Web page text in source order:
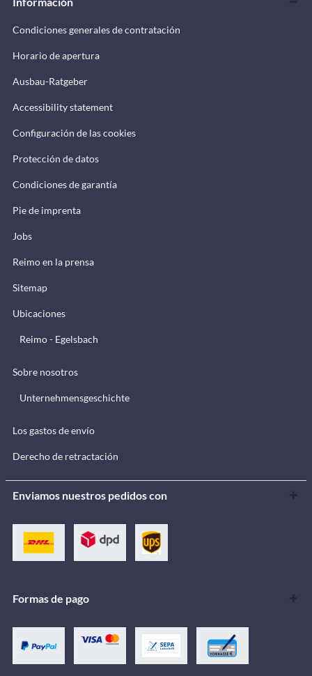
Condiciones generales de contratación
Horario de apertura
Ausbau-Ratgeber
Accessibility statement
Configuración de las cookies
Protección de datos
Condiciones de garantía
Pie de imprenta
Jobs
Reimo en la prensa
Sitemap
Ubicaciones
Reimo - Egelsbach
Sobre nosotros
Unternehmensgeschichte
Los gastos de envío
Derecho de retractación
Enviamos nuestros pedidos con
Formas de pago